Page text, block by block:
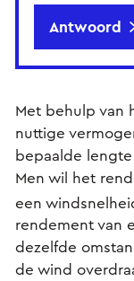
Antwoord
Met behulp van
nuttige
bepaalde lengte
Men wil het
een
rendement van
dezelfde
de wind